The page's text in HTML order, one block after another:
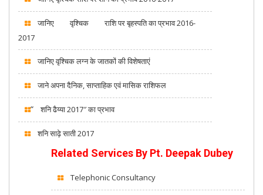
जानिए वृश्चिक राशि पर बृहस्पति का प्रभाव 2016-
2017
जानिए वृश्चिक लग्न के जातकों की विशेषताएं
जाने अपना दैनिक, साप्ताहिक एवं मासिक राशिफल
“ शनि ढैय्या 2017″ का प्रभाव
शनि साढ़े साती 2017
Related Services By Pt. Deepak Dubey
Telephonic Consultancy